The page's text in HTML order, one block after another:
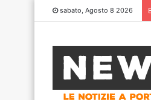
sabato, Agosto 8 2026